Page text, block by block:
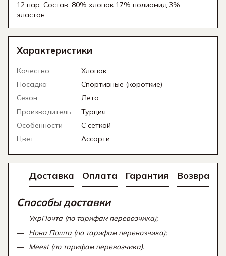
12 пар. Состав: 80% хлопок 17% полиамид 3%
эластан.
Характеристики
Качество
Хлопок
Посадка
Спортивные (короткие)
Сезон
Лето
Производитель
Турция
Особенности
С сеткой
Цвет
Ассорти
Доставка Оплата Гарантия Возврат
Способы доставки
УкрПочта (по тарифам перевозчика);
Нова Пошта (по тарифам перевозчика);
Meest (по тарифам перевозчика).